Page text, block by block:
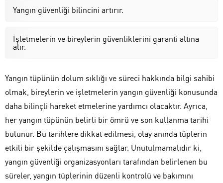
Yangın güvenliği bilincini artırır.
İşletmelerin ve bireylerin güvenliklerini garanti altına
alır.
Yangın tüpünün dolum sıklığı ve süreci hakkında bilgi sahibi
olmak, bireylerin ve işletmelerin yangın güvenliği konusunda
daha bilinçli hareket etmelerine yardımcı olacaktır. Ayrıca,
her yangın tüpünün belirli bir ömrü ve son kullanma tarihi
bulunur. Bu tarihlere dikkat edilmesi, olay anında tüplerin
etkili bir şekilde çalışmasını sağlar. Unutulmamalıdır ki,
yangın güvenliği organizasyonları tarafından belirlenen bu
süreler, yangın tüplerinin düzenli kontrolü ve bakımını